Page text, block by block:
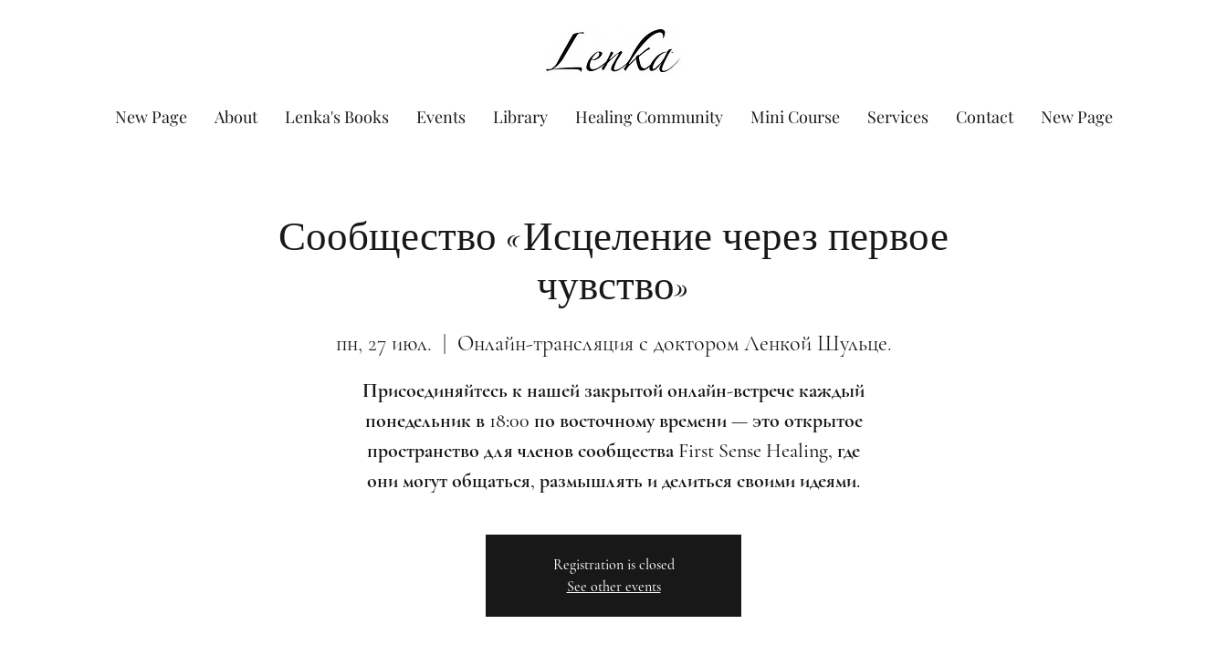
www.Lenka.org
New Page About Lenka's Books Events Library Healing Community Mini Course Services Contact New Page
Сообщество «Исцеление через первое
чувство»
пн, 27 июл. Онлайн-трансляция с доктором Ленкой Шульце.
Присоединяйтесь к нашей закрытой онлайн-встрече каждый
понедельник в 18:00 по восточному времени — это открытое
пространство для членов сообщества First Sense Healing, где
они могут общаться, размышлять и делиться своими идеями.
Registration is closed
See other events